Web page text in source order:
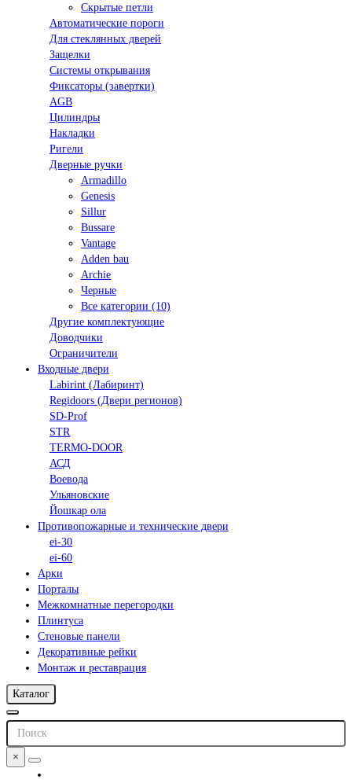
Скрытые петли
Автоматические пороги
Для стеклянных дверей
Защелки
Системы открывания
Фиксаторы (завертки)
AGB
Цилиндры
Накладки
Ригели
Дверные ручки
Armadillo
Genesis
Sillur
Bussare
Vantage
Adden bau
Archie
Черные
Все категории (10)
Другие комплектующие
Доводчики
Ограничители
Входные двери
Labirint (Лабиринт)
Regidoors (Двери регионов)
SD-Prof
STR
TERMO-DOOR
АСД
Воевода
Ульяновские
Йошкар ола
Противопожарные и технические двери
ei-30
ei-60
Арки
Порталы
Межкомнатные перегородки
Плинтуса
Стеновые панели
Декоративные рейки
Монтаж и реставрация
Каталог
×